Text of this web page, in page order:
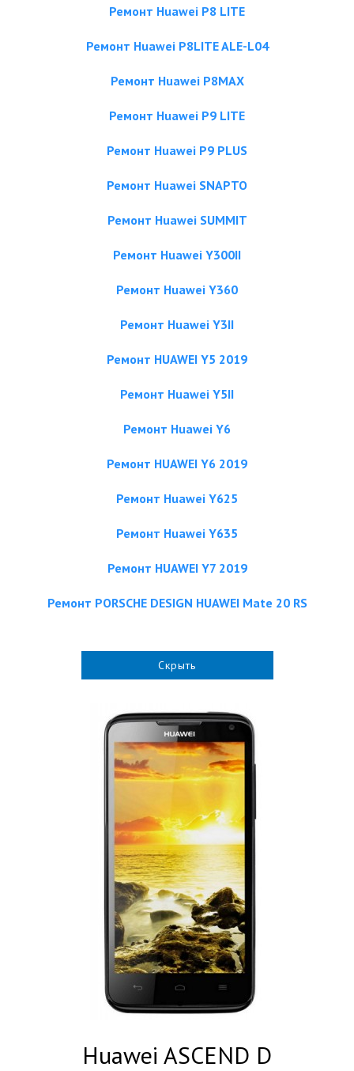
Ремонт Huawei P8 LITE
Ремонт Huawei P8LITE ALE-L04
Ремонт Huawei P8MAX
Ремонт Huawei P9 LITE
Ремонт Huawei P9 PLUS
Ремонт Huawei SNAPTO
Ремонт Huawei SUMMIT
Ремонт Huawei Y300II
Ремонт Huawei Y360
Ремонт Huawei Y3II
Ремонт HUAWEI Y5 2019
Ремонт Huawei Y5II
Ремонт Huawei Y6
Ремонт HUAWEI Y6 2019
Ремонт Huawei Y625
Ремонт Huawei Y635
Ремонт HUAWEI Y7 2019
Ремонт PORSCHE DESIGN HUAWEI Mate 20 RS
Скрыть
Huawei ASCEND D